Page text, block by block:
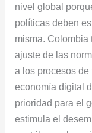
nivel global
políticas deben
misma. Colombia
ajuste de las
a los procesos
economía digital
prioridad para el
estimula el